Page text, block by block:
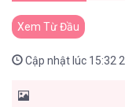
Xem Từ Đầu
Cập nhật lúc 15:32